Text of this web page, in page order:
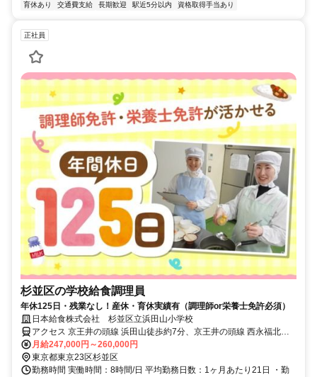
育休あり 交通費支給 長期歓迎 駅近5分以内 資格取得手当あり
正社員
杉並区の学校給食調理員
年休125日・残業なし！産休・育休実績有（調理師or栄養士免許必須）
日本給食株式会社 杉並区立浜田山小学校
アクセス 京王井の頭線 浜田山徒歩約7分、京王井の頭線 西永福北口
徒歩約13分
月給247,000円～260,000円
東京都東京23区杉並区
勤務時間 実働時間：8時間/日 平均勤務日数：1ヶ月あたり21日 ・勤